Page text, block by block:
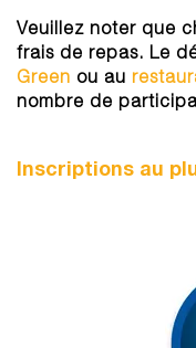
Veuillez noter que
frais de repas. Le
Green ou au
nombre de
Inscriptions au